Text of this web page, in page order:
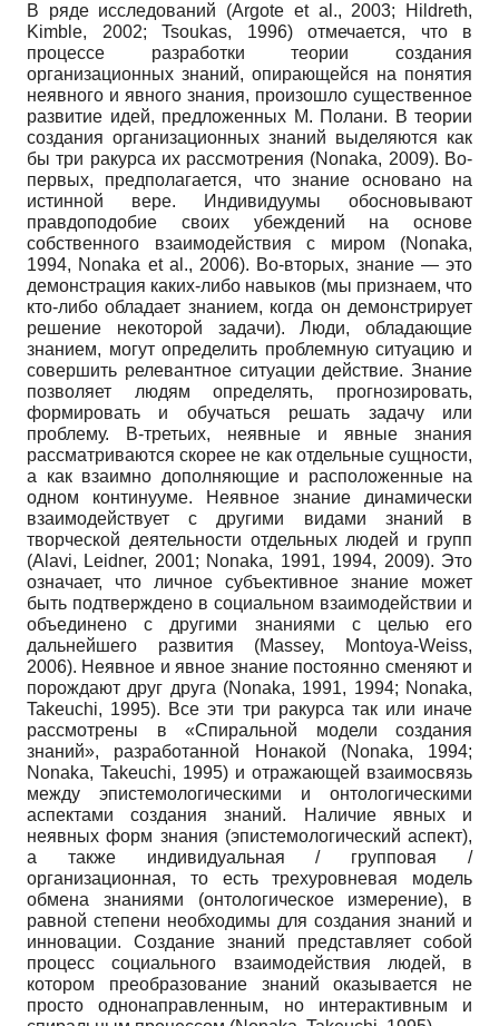
В ряде исследований (Argote et al., 2003; Hildreth,
Kimble, 2002; Tsoukas, 1996) отмечается, что в
процессе разработки теории создания
организационных знаний, опирающейся на понятия
неявного и явного знания, произошло существенное
развитие идей, предложенных М. Полани. В теории
создания организационных знаний выделяются как
бы три ракурса их рассмотрения (Nonaka, 2009). Во-
первых, предполагается, что знание основано на
истинной вере. Индивидуумы обосновывают
правдоподобие своих убеждений на основе
собственного взаимодействия с миром (Nonaka,
1994, Nonaka et al., 2006). Во-вторых, знание — это
демонстрация каких-либо навыков (мы признаем, что
кто-либо обладает знанием, когда он демонстрирует
решение некоторой задачи). Люди, обладающие
знанием, могут определить проблемную ситуацию и
совершить релевантное ситуации действие. Знание
позволяет людям определять, прогнозировать,
формировать и обучаться решать задачу или
проблему. В-третьих, неявные и явные знания
рассматриваются скорее не как отдельные сущности,
а как взаимно дополняющие и расположенные на
одном континууме. Неявное знание динамически
взаимодействует с другими видами знаний в
творческой деятельности отдельных людей и групп
(Alavi, Leidner, 2001; Nonaka, 1991, 1994, 2009). Это
означает, что личное субъективное знание может
быть подтверждено в социальном взаимодействии и
объединено с другими знаниями с целью его
дальнейшего развития (Massey, Montoya-Weiss,
2006). Неявное и явное знание постоянно сменяют и
порождают друг друга (Nonaka, 1991, 1994; Nonaka,
Takeuchi, 1995). Все эти три ракурса так или иначе
рассмотрены в «Спиральной модели создания
знаний», разработанной Нонакой (Nonaka, 1994;
Nonaka, Takeuchi, 1995) и отражающей взаимосвязь
между эпистемологическими и онтологическими
аспектами создания знаний. Наличие явных и
неявных форм знания (эпистемологический аспект),
а также индивидуальная / групповая /
организационная, то есть трехуровневая модель
обмена знаниями (онтологическое измерение), в
равной степени необходимы для создания знаний и
инновации. Создание знаний представляет собой
процесс социального взаимодействия людей, в
котором преобразование знаний оказывается не
просто однонаправленным, но интерактивным и